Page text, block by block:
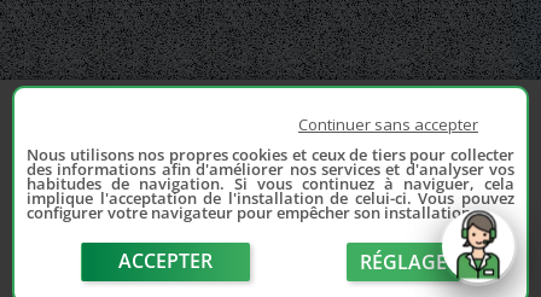
Continuer sans accepter
Nous utilisons nos propres cookies et ceux de tiers pour collecter
des informations afin d'améliorer nos services et d'analyser vos
habitudes de navigation. Si vous continuez à naviguer, cela
implique l'acceptation de l'installation de celui-ci. Vous pouvez
configurer votre navigateur pour empêcher son installation.
ACCEPTER RÉGLAGE